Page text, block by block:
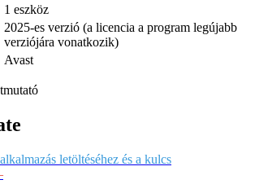
1 eszköz
2025-es verzió (a licencia a program legújabb
verziójára vonatkozik)
Avast
letöltéséhez és a kulcs